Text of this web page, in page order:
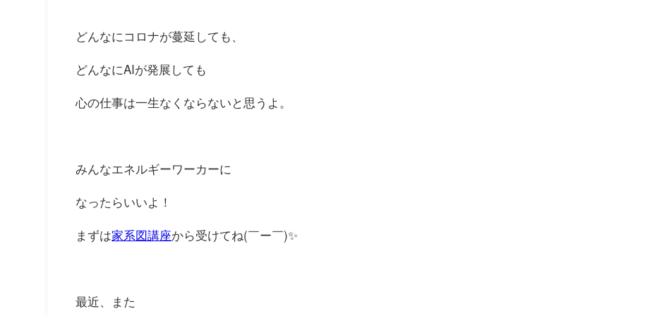
どんなにコロナが蔓延しても、
どんなにAIが発展しても
心の仕事は一生なくならないと思うよ。
みんなエネルギーワーカーに
なったらいいよ！
まずは家系図講座から受けてね(￣ー￣)✨
最近、また